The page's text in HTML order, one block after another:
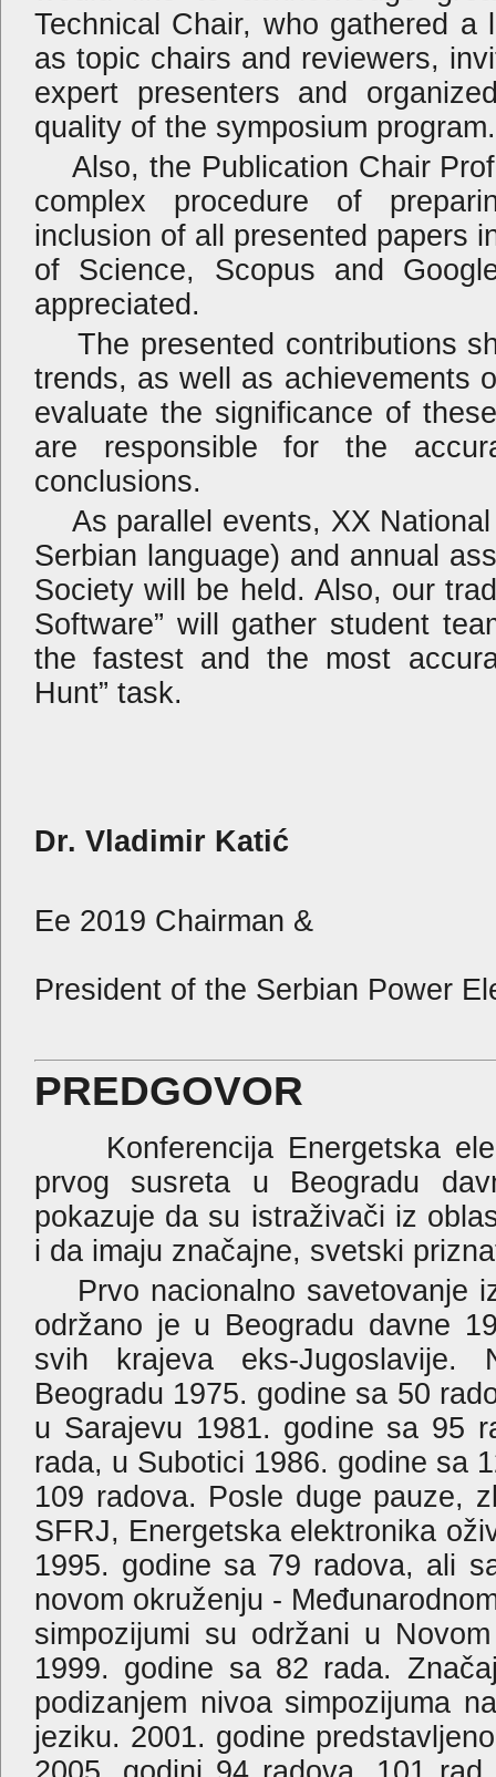
Technical Chair, who gathered
as topic chairs and reviewers,
expert presenters and
quality of the symposium program.
Also, the Publication Chair
complex procedure of
inclusion of all presented papers
of Science, Scopus and
appreciated.
The presented contributions
trends, as well as achievements
evaluate the significance of
are responsible for the
conclusions.
As parallel events, XX
Serbian language) and annual
Society will be held. Also, our
Software” will gather student
the fastest and the most
Hunt” task.
Dr. Vladimir Katić
Ee 2019 Chairman &
President of the Serbian Power
PREDGOVOR
Konferencija Energetska
prvog susreta u Beogradu
pokazuje da su istraživači iz
i da imaju značajne, svetski
Prvo nacionalno savetovanje
održano je u Beogradu davne
svih krajeva eks-Jugoslavije.
Beogradu 1975. godine sa 50
u Sarajevu 1981. godine sa 95
rada, u Subotici 1986. godine sa
109 radova. Posle duge pauze,
SFRJ, Energetska elektronika
1995. godine sa 79 radova, ali
novom okruženju -
simpozijumi su održani u
1999. godine sa 82 rada.
podizanjem nivoa simpozijuma
jeziku. 2001. godine